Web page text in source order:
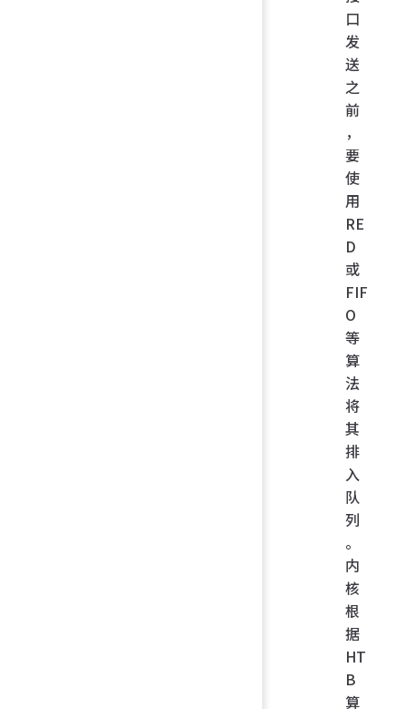
口
发
送
之
前
，
要
使
用
RE
D
或
FIF
O
等
算
法
将
其
排
入
队
列
。
内
核
根
据
HT
B
算